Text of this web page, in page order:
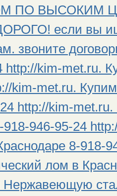
ПО ВЫСОКИМ
если вы
звоните
http://kim-met.ru.
kim-met.ru.
http://kim-
918-946-95-24
8-918-
лом в